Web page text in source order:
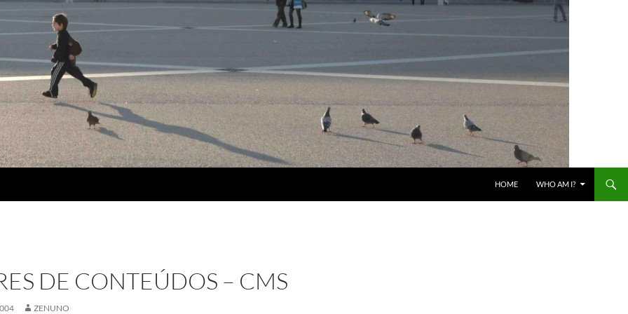
HOME WHO AM I?
DE CONTEÚDOS – CMS
ZENUNO